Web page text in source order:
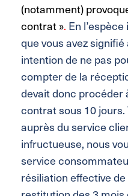
(notamment)
contrat ». En
que vous avez
intention de ne pas
compter de la
devait donc procéder
contrat sous 10
auprès du service
infructueuse, nous
service
résiliation effective